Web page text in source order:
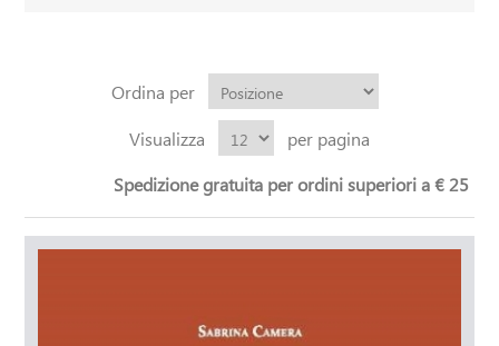
Ordina per
Visualizza
per pagina
Spedizione gratuita per ordini superiori a € 25